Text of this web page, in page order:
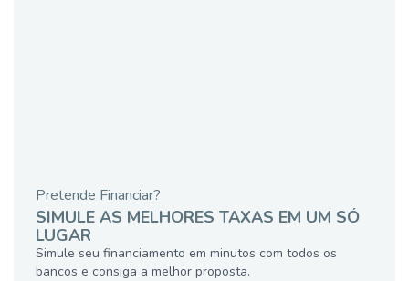
Pretende Financiar?
SIMULE AS MELHORES TAXAS EM UM SÓ
LUGAR
Simule seu financiamento em minutos com todos os
bancos e consiga a melhor proposta.